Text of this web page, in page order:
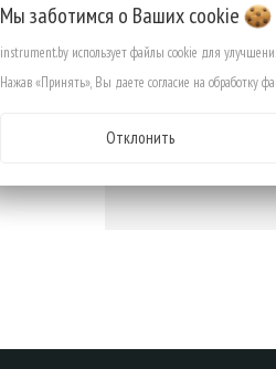
ОПИСАНИЕ
Мы заботимся о Вашихcookie
instrument.by использует файлы cookie для
Нажав «Принять», Вы даете согласие на обработку
Отклонить